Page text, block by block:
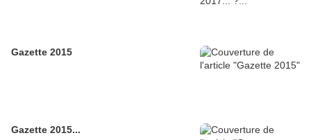
Gazette 2015
Gazette 2015...